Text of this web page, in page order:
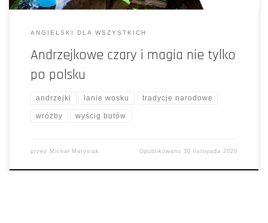
ANGIELSKI DLA WSZYSTKICH
Andrzejkowe czary i magia nie tylko
po polsku
andrzejki lanie wosku tradycje narodowe
wróżby wyścig butów
przez Michał Matysiak Opublikowano30 listopada 2020